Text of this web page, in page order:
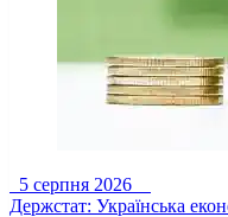
5 серпня 2026
Держстат: Українська